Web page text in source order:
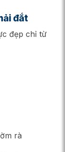
đắt
đẹp chỉ từ
rà